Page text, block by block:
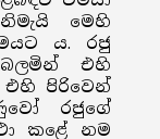
මෙහි
ය. රජු
බලමින් එහි
එහි පිරිවෙන්
රජුගේ
කළේ නම